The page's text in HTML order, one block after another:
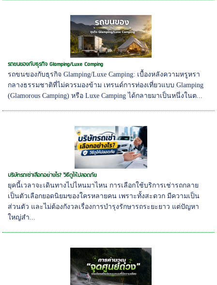
รถขนของกับธุรกิจ Glamping/Luxe Camping
รถขนของกับธุรกิจ Glamping/Luxe Camping: เบื้องหลังความหรูหรา
กลางธรรมชาติที่ไม่ควรมองข้าม เทรนด์การท่องเที่ยวแบบ Glamping
(Glamorous Camping) หรือ Luxe Camping ได้กลายมาเป็นหนึ่งในต...
บริษัทรถเช่าเลือกอย่างไร? วิธีดูให้ปลอดภัย
ยุคนี้เวลาจะเดินทางไปไหนมาไหน การเลือกใช้บริการเช่ารถกลาย
เป็นตัวเลือกยอดนิยมของใครหลายคน เพราะทั้งสะดวก มีความเป็น
ส่วนตัว และไม่ต้องกังวลเรื่องการบำรุงรักษารถระยะยาว แต่ปัญหา
ใหญ่สำ...